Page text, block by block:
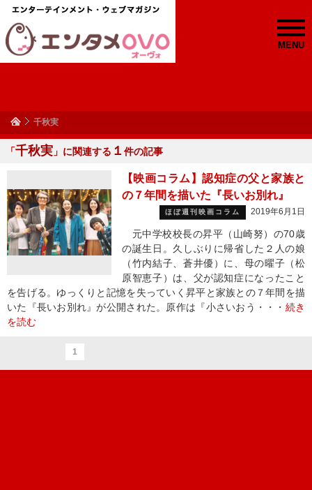
MENU
千秋実
「千秋実 」に関連する １ 件の記事
【映画コラム】認知症の父と家族と
の７年間を描いた『長いお別れ』
ほぼ週刊映画コラム 2019年6月1日
元中学校校長の昇平（山崎努）の70歳
の誕生日。久しぶりに帰省した２人の娘
（竹内結子、蒼井優）に、母の曜子（松
原智恵子）は、父が認知症になったこと
を告げる。ゆっくりと記憶を失っていく昇平と家族との７年間を描
いた『長いお別れ』が公開された。原作は『小さいおう・・・ 続き
を読む
1